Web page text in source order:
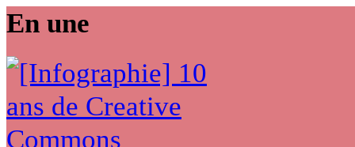
En une